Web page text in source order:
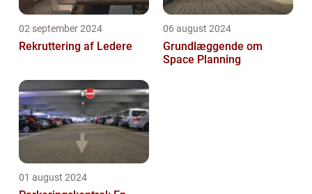
02 september 2024
Rekruttering af Ledere
06 august 2024
Grundlæggende om
Space Planning
01 august 2024